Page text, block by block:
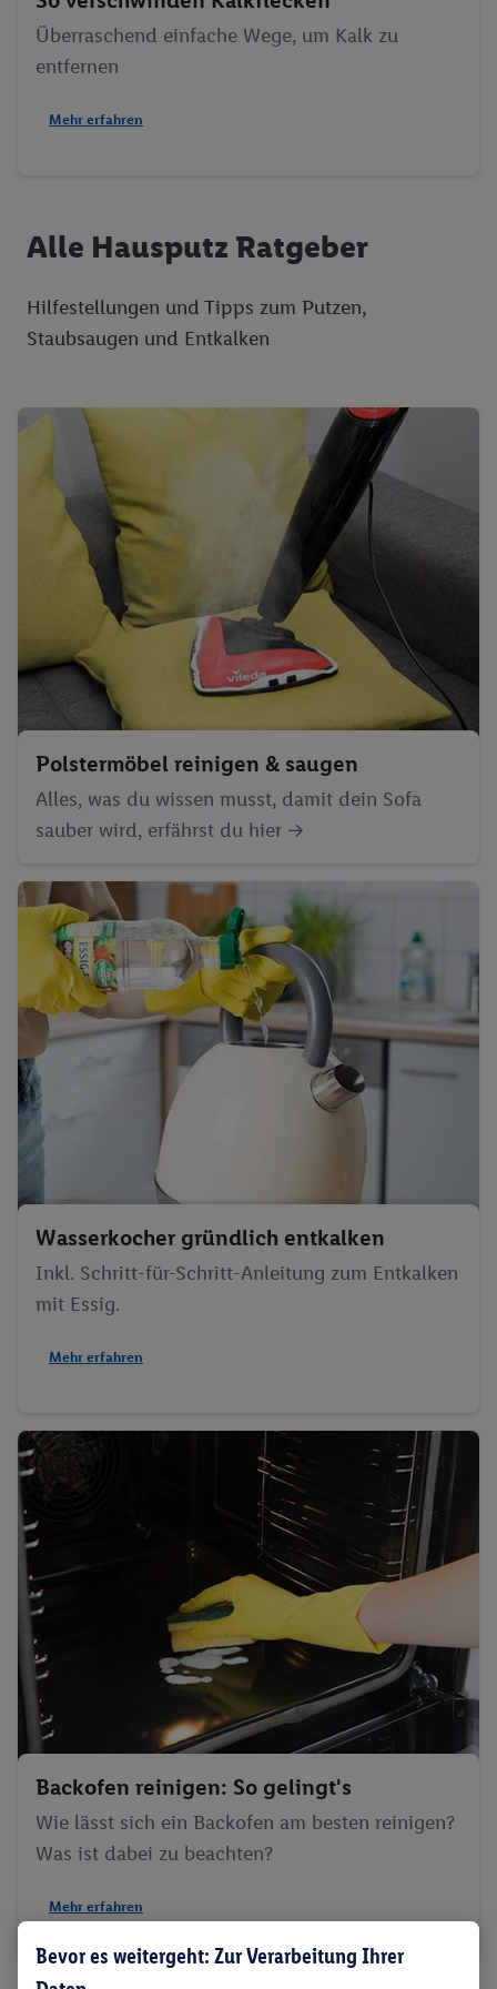
Vegane Produkte
Überraschend einfache Wege, um Kalk zu
entfernen
Mehr erfahren
Alle Hausputz Ratgeber
Hilfestellungen und Tipps zum Putzen,
Staubsaugen und Entkalken
Polstermöbel reinigen & saugen
Alles, was du wissen musst, damit dein Sofa
sauber wird, erfährst du hier ->
Wasserkocher gründlich entkalken
Inkl. Schritt-für-Schritt-Anleitung zum Entkalken
mit Essig.
Mehr erfahren
Backofen reinigen: So gelingt's
Wie lässt sich ein Backofen am besten reinigen?
Was ist dabei zu beachten?
Mehr erfahren
Bevor es weitergeht: Zur Verarbeitung Ihrer